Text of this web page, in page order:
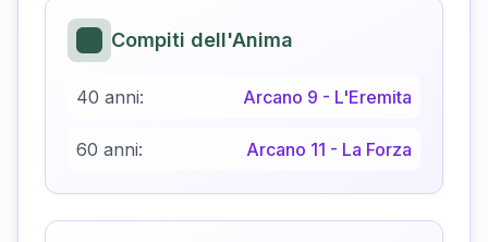
Compiti dell'Anima
40 anni: Arcano 9 - L'Eremita
60 anni: Arcano 11 - La Forza